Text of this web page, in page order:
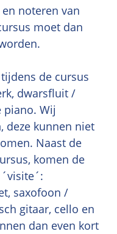
noteren van
moet dan
de cursus
dwarsfluit /
piano. Wij
deze kunnen niet
Naast de
komen de
saxofoon /
gitaar, cello en
dan even kort